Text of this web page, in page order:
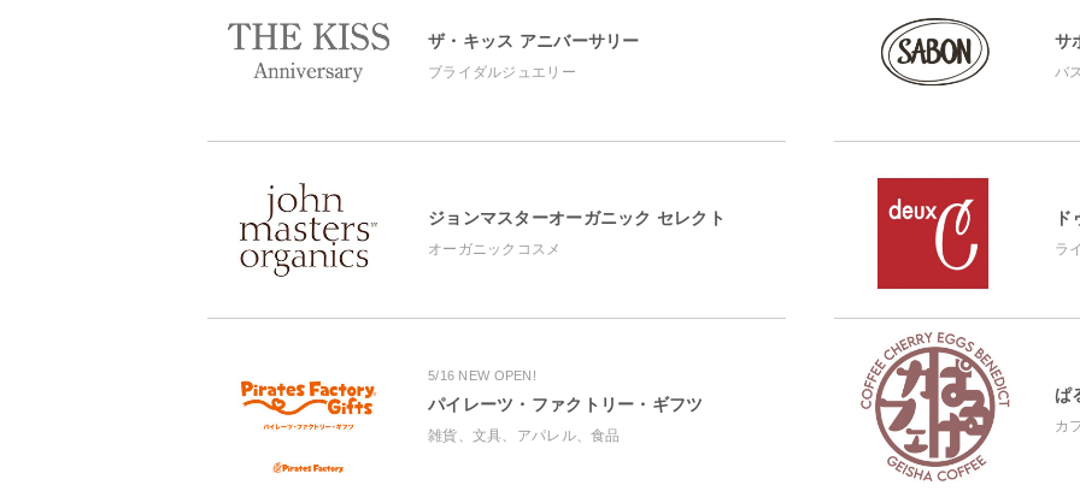
ザ・キッス アニバーサリー
ブライダルジュエリー
サ
バ
ジョンマスターオーガニック セレクト
オーガニックコスメ
ド
ラ
5/16 NEW OPEN!
パイレーツ・ファクトリー・ギフツ
雑貨、文具、アパレル、食品
ぱ
カ